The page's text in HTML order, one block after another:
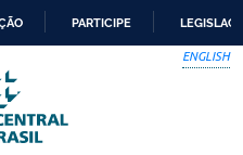
PARA
O
CONTEÚDO
PARTICIPE
ENGLISH